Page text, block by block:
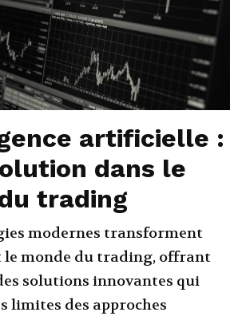
artificielle :
dans le
trading
modernes transforment
le monde du trading, offrant
solutions innovantes qui
limites des approches